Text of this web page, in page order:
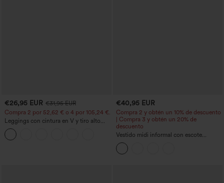
€26,95 EUR €31,95 EUR
Compra 2 por 52,62 € o 4 por 105,24 €.
Leggings con cintura en V y tiro alto
acampanados
€40,95 EUR
Compra 2 y obtén un 10% de descuento
| Compra 3 y obtén un 20% de
descuento
Vestido midi informal con escote
redondo, sujetador integrado, sin
mangas y bajo con volantes